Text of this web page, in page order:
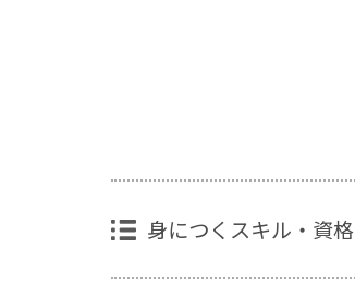
身につくスキル・資格